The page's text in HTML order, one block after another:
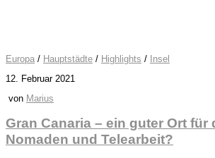
Europa / Hauptstädte / Highlights / Insel
12. Februar 2021
von Marius
Gran Canaria – ein guter Ort für
Nomaden und Telearbeit?